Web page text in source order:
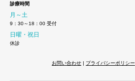
診療時間
月～土
9：30～18：00 受付
日曜・祝日
休診
お問い合わせ | プライバシーポリシー